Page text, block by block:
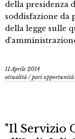
della presidenza
soddisfazione da
della legge sulle
11 Aprile 2014
attualità /pari
"Il Servizio